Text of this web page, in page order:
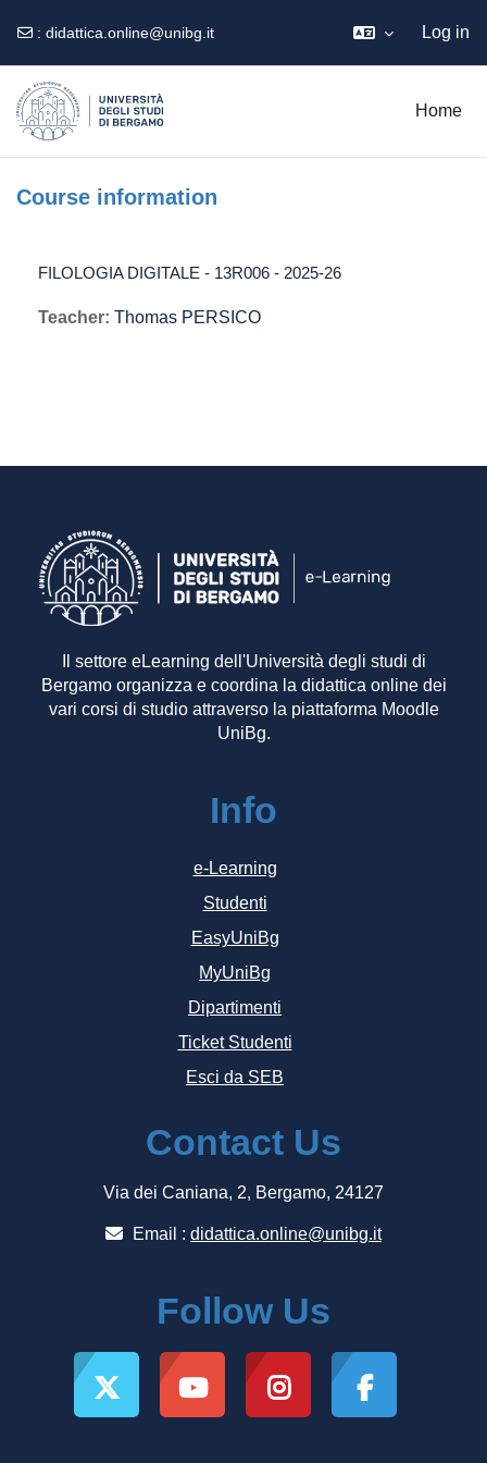
: didattica.online@unibg.it Log in
Home
Course information
FILOLOGIA DIGITALE - 13R006 - 2025-26
Teacher: Thomas PERSICO
Il settore eLearning dell'Università degli studi di
Bergamo organizza e coordina la didattica online dei
vari corsi di studio attraverso la piattaforma Moodle
UniBg.
Info
e-Learning
Studenti
EasyUniBg
MyUniBg
Dipartimenti
Ticket Studenti
Esci da SEB
Contact Us
Via dei Caniana, 2, Bergamo, 24127
Email : didattica.online@unibg.it
Follow Us